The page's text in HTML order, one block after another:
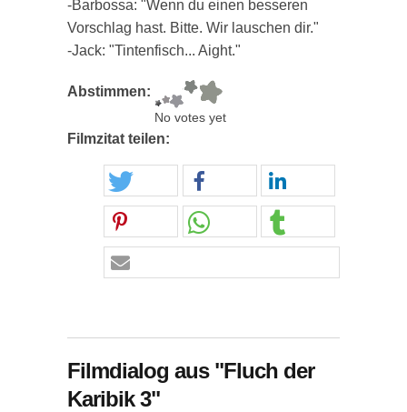
-Barbossa: "Wenn du einen besseren
Vorschlag hast. Bitte. Wir lauschen dir."
-Jack: "Tintenfisch... Aight."
Abstimmen:
No votes yet
Filmzitat teilen:
Filmdialog aus "Fluch der
Karibik 3"